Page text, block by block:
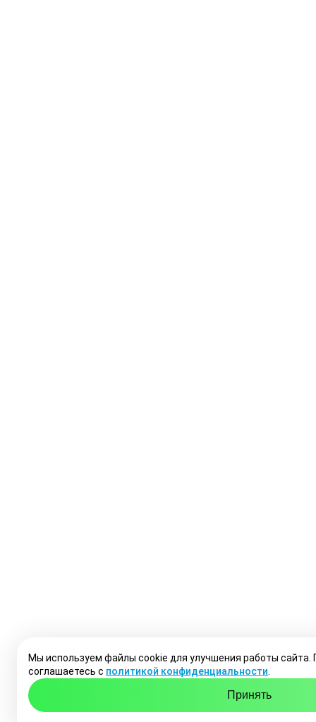
Мы используем файлы cookie для улучшения работы сайта.
соглашаетесь с политикой конфиденциальности
Принять